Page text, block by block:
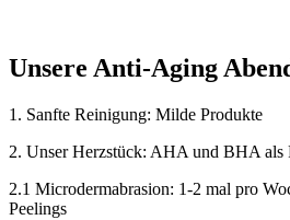
Unsere Anti-Aging
1. Sanfte Reinigung: Milde Produkte
2. Unser Herzstück: AHA und BHA als
2.1 Microdermabrasion: 1-2 mal pro
Peelings